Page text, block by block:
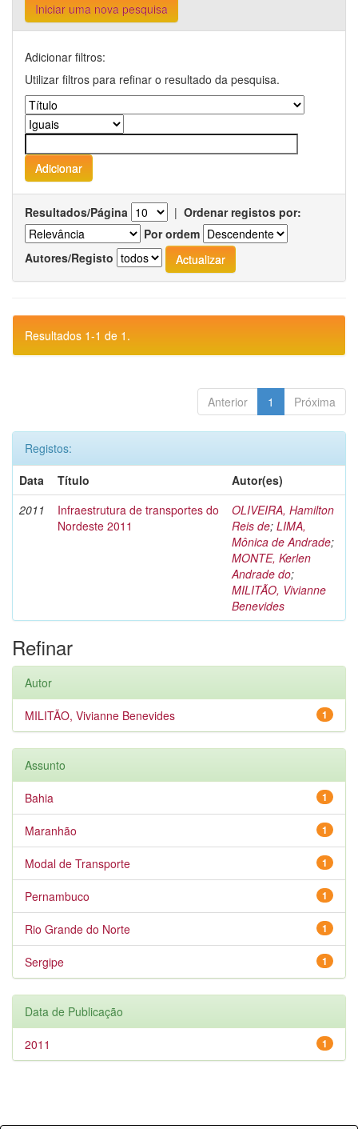
Iniciar uma nova pesquisa
Adicionar filtros:
Utilizar filtros para refinar o resultado da pesquisa.
Resultados/Página | Ordenar registos por:
Por ordem
Autores/Registo
Resultados 1-1 de 1.
Anterior 1 Próxima
Registos:
Data
Título
Autor(es)
2011
Infraestrutura de transportes do
Nordeste 2011
OLIVEIRA, Hamilton
Reis de; LIMA,
Mônica de Andrade;
MONTE, Kerlen
Andrade do;
MILITÃO, Vivianne
Benevides
Refinar
Autor
1
MILITÃO, Vivianne Benevides
Assunto
1
Bahia
1
Maranhão
1
Modal de Transporte
1
Pernambuco
1
Rio Grande do Norte
1
Sergipe
Data de Publicação
1
2011